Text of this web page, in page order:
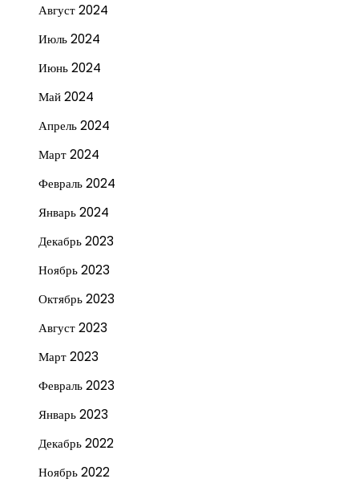
Август 2024
Июль 2024
Июнь 2024
Май 2024
Апрель 2024
Март 2024
Февраль 2024
Январь 2024
Декабрь 2023
Ноябрь 2023
Октябрь 2023
Август 2023
Март 2023
Февраль 2023
Январь 2023
Декабрь 2022
Ноябрь 2022